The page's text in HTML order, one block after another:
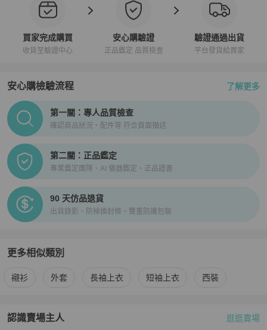
買家完成購買
收貨至驗證中心
安心購驗證
正品鑑定 品質檢查
驗證通過出貨
平台發貨給買家
安心購檢驗流程 了解更多
PopChill拍拍圈正品驗證、安心購檢驗流程介紹
第一關：專人品質檢查
確認商品狀況、配件等 符合頁面描述
第二關：正品鑑定
專業鑑定團隊、AI 儀器鑑定、正品證書
90 天仿品退貨
出貨錄影、防掉換封條、雙重防護包裝
更多相似類別
更多BURBERRY 男裝相似商品推薦
襯衫 外套 長袖上衣 短袖上衣 西裝
認識賣場主人
PopChill 拍拍圈嚴選賣家
逛逛賣場